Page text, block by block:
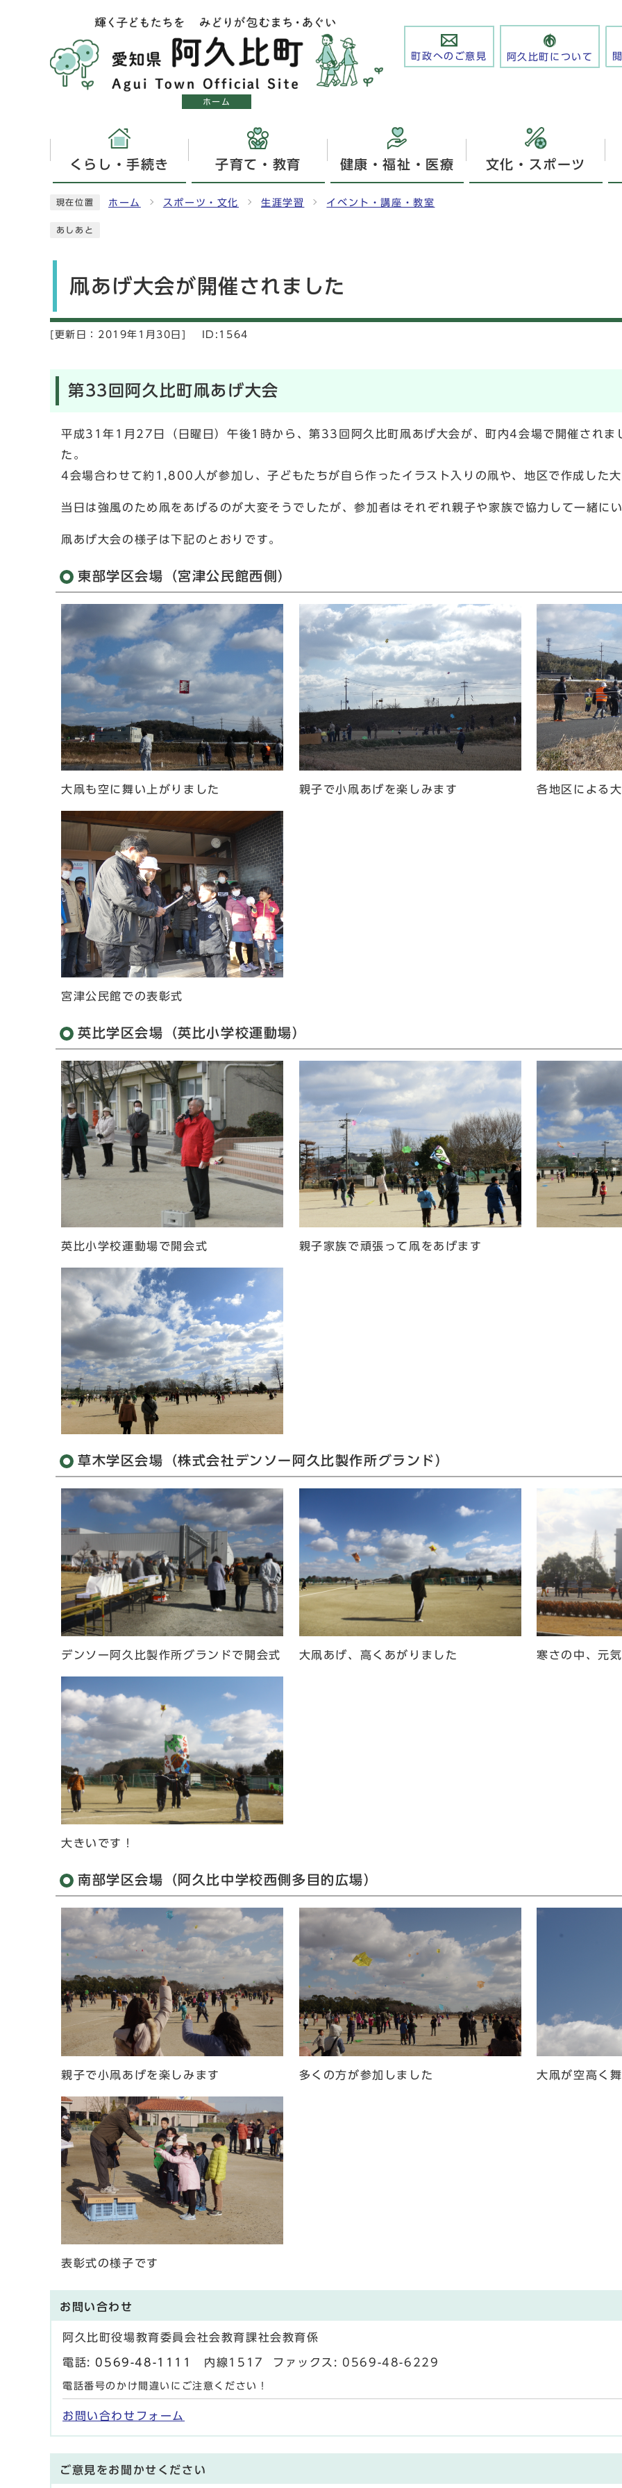
ホーム
町政へのご意見 阿久比町について
くらし・手続き 子育て・教育 健康・福祉・医療 文化・スポーツ
現在位置 ホーム スポーツ・文化 生涯学習 イベント・講座・教室
あしあと
凧あげ大会が開催されました
[更新日： 2019年1月30日] ID:1564
第33回阿久比町凧あげ大会
平成31年1月27日（日曜日）午後1時から、第33回阿久比町凧あげ大会が、町内4会場で開催されま
4会場合わせて約1,800人が参加し、子どもたちが自ら作ったイラスト入りの凧や、地区で作成した
当日は強風のため凧をあげるのが大変そうでしたが、参加者はそれぞれ親子や家族で協力して一緒に
凧あげ大会の様子は下記のとおりです。
東部学区会場（宮津公民館西側）
大凧も空に舞い上がりました 親子で小凧あげを楽しみます 各地区による
宮津公民館での表彰式
英比学区会場（英比小学校運動場）
英比小学校運動場で開会式 親子家族で頑張って凧をあげます
草木学区会場（株式会社デンソー阿久比製作所グランド）
デンソー阿久比製作所グランドで開会式 大凧あげ、高くあがりました 寒さの中、元
大きいです！
南部学区会場（阿久比中学校西側多目的広場）
親子で小凧あげを楽しみます 多くの方が参加しました 大凧が空高く
表彰式の様子です
お問い合わせ
阿久比町役場教育委員会社会教育課社会教育係
電話: 0569-48-1111 内線1517 ファックス: 0569-48-6229
電話番号のかけ間違いにご注意ください！
お問い合わせフォーム
ご意見をお聞かせください